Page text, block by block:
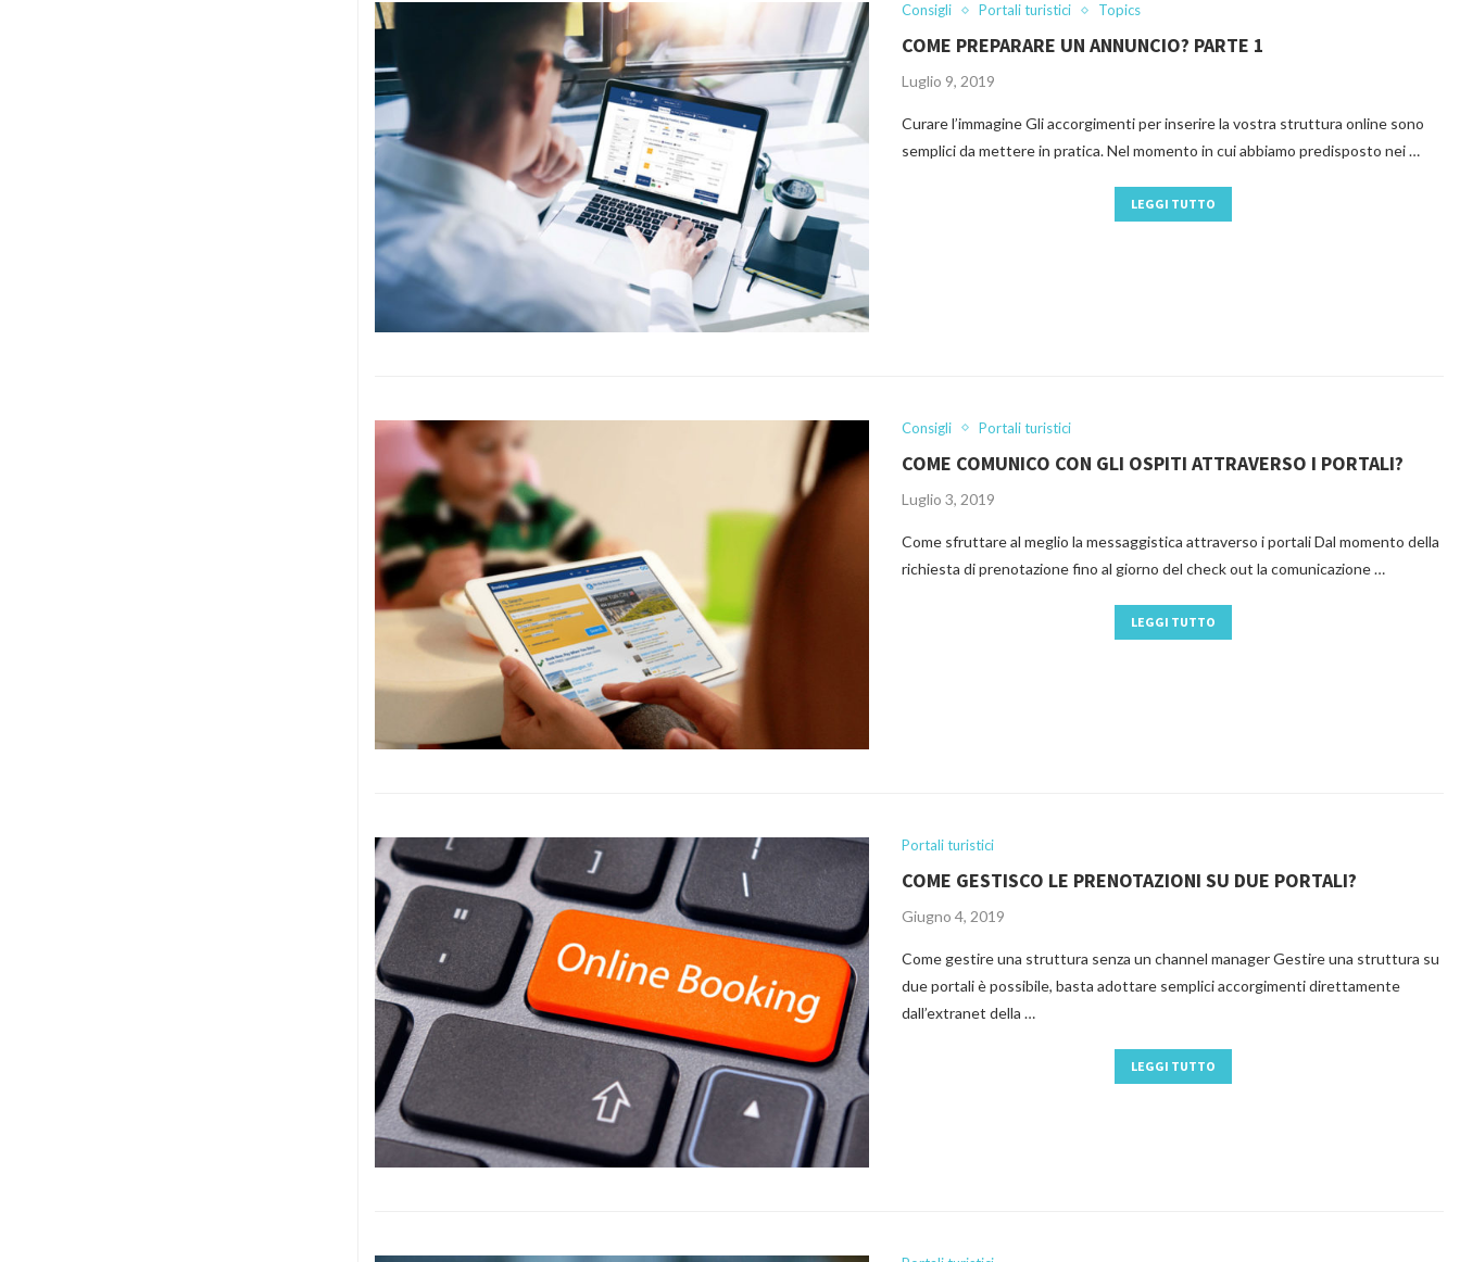
Consigli Portali turistici Topics
COME PREPARARE UN ANNUNCIO? PARTE 1
Luglio 9, 2019
Curare l’immagine Gli accorgimenti per inserire la vostra struttura online sono
semplici da mettere in pratica. Nel momento in cui abbiamo predisposto nei …
LEGGI TUTTO
Consigli Portali turistici
COME COMUNICO CON GLI OSPITI ATTRAVERSO I PORTALI?
Luglio 3, 2019
Come sfruttare al meglio la messaggistica attraverso i portali Dal momento della
richiesta di prenotazione fino al giorno del check out la comunicazione …
LEGGI TUTTO
Portali turistici
COME GESTISCO LE PRENOTAZIONI SU DUE PORTALI?
Giugno 4, 2019
Come gestire una struttura senza un channel manager Gestire una struttura su
due portali è possibile, basta adottare semplici accorgimenti direttamente
dall’extranet della …
LEGGI TUTTO